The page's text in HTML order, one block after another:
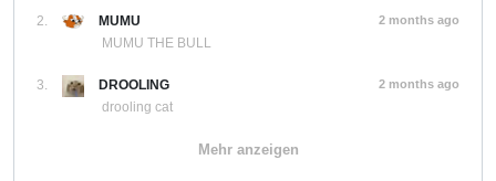
2.
MUMU
MUMU THE BULL
2 months ago
3.
DROOLING
drooling cat
2 months ago
Mehr anzeigen